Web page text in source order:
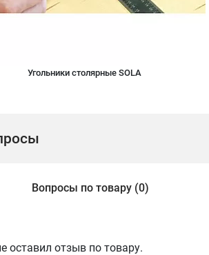
Угольники столярные SOLA
Вопросы по товару (0)
оставил отзыв по товару.